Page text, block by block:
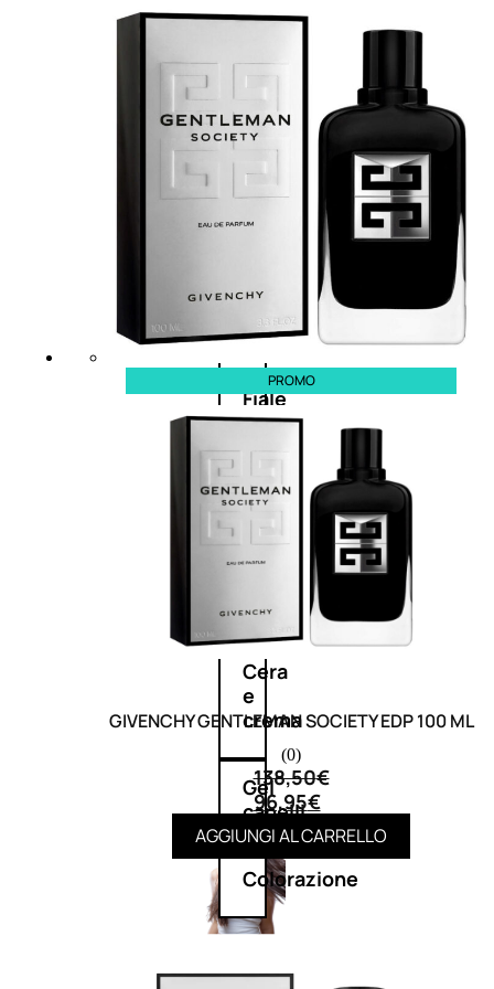
Balsamo
Mousse
capelli
Maschere
Lozioni
Fiale
Sieri
e
cristalli
Spray
Cera
e
crema
Gel
capelli
Colorazione
PROMO
GIVENCHY GENTLEMAN SOCIETY EDP 100 ML
(0)
138,50€
96,95€
AGGIUNGI AL CARRELLO